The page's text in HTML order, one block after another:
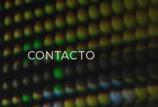
CONTACTO